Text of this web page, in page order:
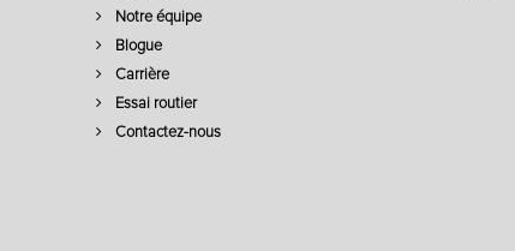
Notre équipe
Blogue
Carrière
Essai routier
Contactez-nous